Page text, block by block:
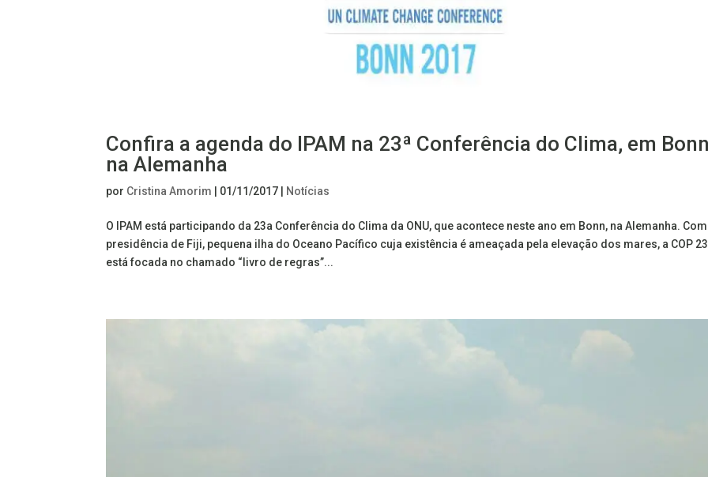
Confira a agenda do IPAM na 23ª Conferência do Clima, em
na Alemanha
por Cristina Amorim 01/11/2017 Notícias
O IPAM está participando da 23a Conferência do Clima da ONU, que acontece neste ano em Bonn, na Alemanha.
presidência de Fiji, pequena ilha do Oceano Pacífico cuja existência é ameaçada pela elevação dos mares, a COP 23
está focada no chamado “livro de regras”...